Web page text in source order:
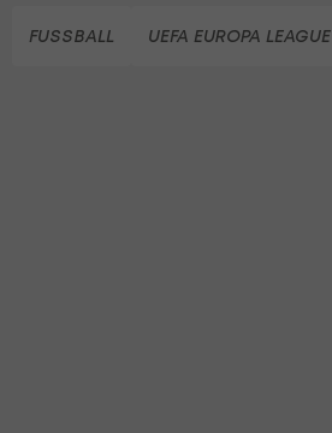
FUSSBALL UEFA EUROPA LEAGUE